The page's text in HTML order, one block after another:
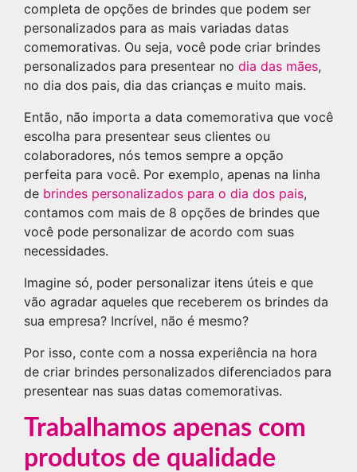
completa de opções de brindes que podem ser
personalizados para as mais variadas datas
comemorativas. Ou seja, você pode criar brindes
personalizados para presentear no dia das mães,
no dia dos pais, dia das crianças e muito mais.
Então, não importa a data comemorativa que você
escolha para presentear seus clientes ou
colaboradores, nós temos sempre a opção
perfeita para você. Por exemplo, apenas na linha
de brindes personalizados para o dia dos pais,
contamos com mais de 8 opções de brindes que
você pode personalizar de acordo com suas
necessidades.
Imagine só, poder personalizar itens úteis e que
vão agradar aqueles que receberem os brindes da
sua empresa? Incrível, não é mesmo?
Por isso, conte com a nossa experiência na hora
de criar brindes personalizados diferenciados para
presentear nas suas datas comemorativas.
Trabalhamos apenas com
produtos de qualidade